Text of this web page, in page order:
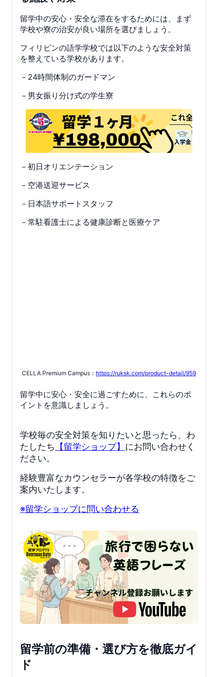
留学中の安心・安全な滞在をするためには、まず
学校や寮の治安が良い場所を選びましょう。
フィリピンの語学学校では以下のような安全対策
を整えている学校があります。
－24時間体制のガードマン
－男女振り分け式の学生寮
－初日オリエンテーション
－空港送迎サービス
－日本語サポートスタッフ
－常駐看護士による健康診断と医療ケア
CELLA Premium Campus： https://ruksk.com/product-detail/959
留学中に安心・安全に過ごすために、これらのポ
イントを意識しましょう。
学校毎の安全対策を知りたいと思ったら、わ
たしたち 【留学ショップ】 にお問い合わせく
ださい。
経験豊富なカウンセラーが各学校の特徴をご
案内いたします。
※留学ショップに問い合わせる
留学前の準備・選び方を徹底ガイ
ド